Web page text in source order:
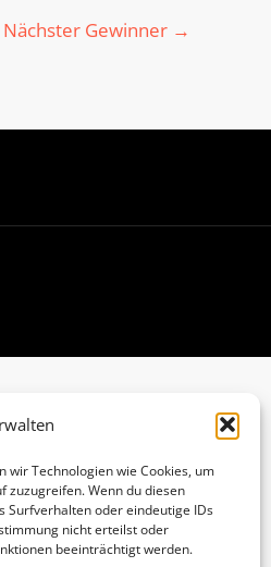
wir Technologien wie Cookies, um
Wenn du diesen
Surfverhalten oder eindeutige IDs
nicht erteilst oder
beeinträchtigt werden.
Nächster Gewinner →